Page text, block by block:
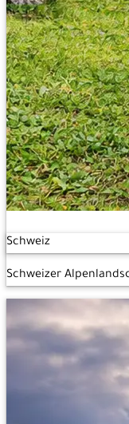
Schweiz
Schweizer